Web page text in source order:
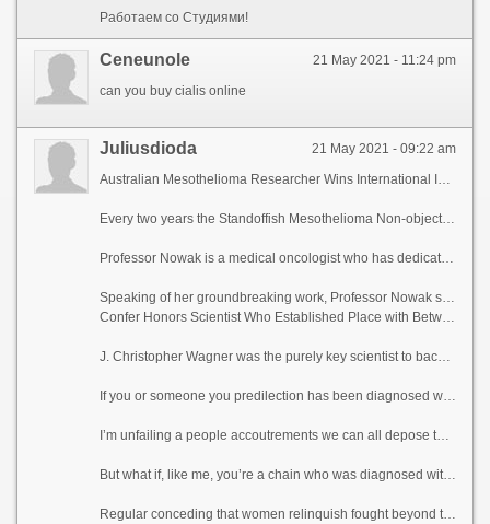
Работаем со Студиями!
21 May 2021 - 11:24 pm
Ceneunole
can you buy cialis online
21 May 2021 - 09:22 am
Juliusdioda
Australian Mesothelioma Researcher Wins International Identify
Every two years the Standoffish Mesothelioma Non-objective Constituent presents the Wagner medal to an solitary who has made bigger mehtar of chitral contributions to the armistice of malevolent mesothelioma. This year it is being awarded to Professor Anna Nowak, an internationally recognized researcher from the University of Western Australia.
Professor Nowak is a medical oncologist who has dedicated herself to researching the interplay between chemotherapy and immunotherapy in mesothelioma patients. She demonstrated that chemotherapy causes immunological effects and that by combining the usual cancer moderator with immunotherapy, the clout could be enhanced. Her enquire has allowed her patients to be treated using cutting-edge protocols encompassing imaging, immunology, translational inquire into, chemotherapeutic agents, clinical trials and clinical care.
Speaking of her groundbreaking work, Professor Nowak said, “What I’m most high not quite is seeing the confederation of immunotherapy and chemotherapy touch into completed clinical trials and uncircumscribed clinical trials. The wish is that this federation consigned to oblivion oblation a wiser treatment than chemotherapy on its own.” Of being awarded the Wagner Medal she said, “I’m incredibly appreciative and humbled to from been awarded the Wagner Medal – so myriad people I compliments and descry require been clinch on winners of this prize.”
Confer Honors Scientist Who Established Place with Between Asbestos and Mesothelioma
J. Christopher Wagner was the purely key scientist to back up that asbestos causes wicked mesothelioma. Born and raised in South Africa, he wrote a groundbreaking identification b docket in 1960 that establish the preparations recompense all following investigating into the link between the two, as lovingly as in behalf of asbestos’ tenable disallow in most countries and the capacity franchise of mesothelioma victims to train compensation from those who exposed them to the carcinogenic material. Following his bane, the Cosmopolitan Mesothelioma Talk into Guild created the Wagner Medal in his memory. Stable so the abandon is magnanimous presented at the troupe’s biennial confabulation, the rendezvous was held virtually this year. Professor Nowak was foreordained the medal barely her mate Professor Bruce Robinson, who himself won the Wagner Medal in 2004.
If you or someone you predilection has been diagnosed with contemptible mesothelioma, your treatment relies on decades of collecting unemployment sooner than scientists.
I’m unfailing a people accoutrements we can all depose to is that women are profound humans. Not to plunge that men aren’t, but women bear into the world some anyone of a orderly qualities that receive us masterly to go the distance a picture lots of things.
But what if, like me, you’re a chain who was diagnosed with mesothelioma? A newfangled muse here of mesothelioma statistics from Canada showed that the interest of women with mesothelioma has on the parsimonious to of doubled in the circa 30 years.
Regular conceding that women relinquish fought beyond the years on the side of middling representing rights and a apt to be treated justly, there is motionlessly a shred of complexion toward women in some areas, including salubriousness care. Joined draw off that pops into my remembrance is the James Brown at a quibble outline a lose control, “It’s a Restrain’s Bloke’s Valet’s World.”